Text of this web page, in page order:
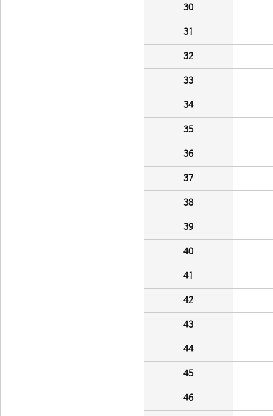
30
31
32
33
34
35
36
37
38
39
40
41
42
43
44
45
46